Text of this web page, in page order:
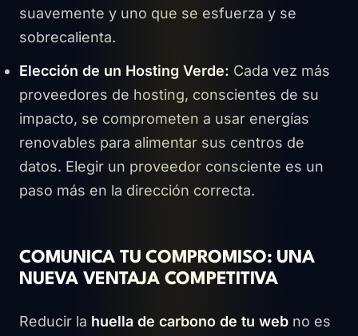
suavemente y uno que se esfuerza y se
sobrecalienta.
Elección de un Hosting Verde: Cada vez más
proveedores de hosting, conscientes de su
impacto, se comprometen a usar energías
renovables para alimentar sus centros de
datos. Elegir un proveedor consciente es un
paso más en la dirección correcta.
COMUNICA TU COMPROMISO: UNA
NUEVA VENTAJA COMPETITIVA
Reducir la huella de carbono de tu web no es